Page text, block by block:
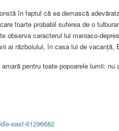
în faptul că ea demască
foarte probabil suferea de o
observa caracterul lui maniaco-
ai războiului, în casa lui de vacanță,
pentru toate popoarele lumii:
east-61296682